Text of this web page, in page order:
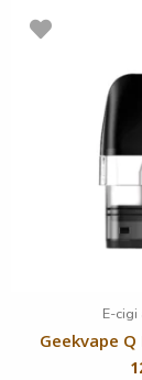
E-cigi
Geekvape